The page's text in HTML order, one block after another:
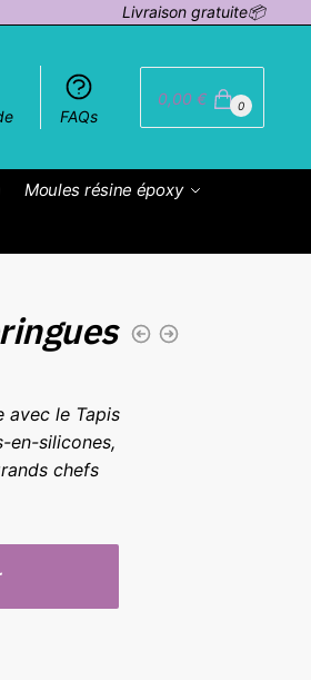
Livraison gratuite📦
FAQs
0,00€ 0
Moules résine époxy
avec le Tapis
en-silicones,
chefs